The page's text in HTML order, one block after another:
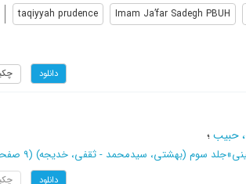
Imam Ja’far Sadegh PBUH
taqiyyah prudence
دانلود
حبیب؛
»جلد سوم (بهشتی، سیدمحمد - ثقفی، خدیجه) (‎9 صفحه -
دانلود